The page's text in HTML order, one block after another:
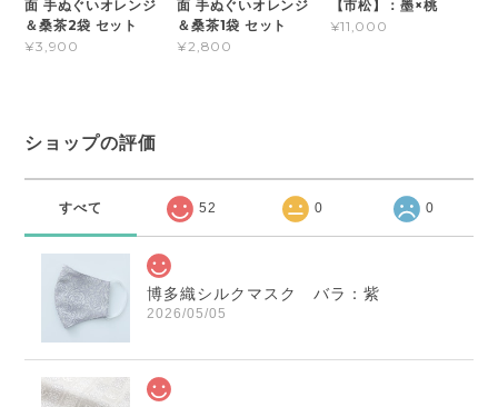
面 手ぬぐいオレンジ
＆桑茶2袋 セット
¥3,900
面 手ぬぐいオレンジ
＆桑茶1袋 セット
¥2,800
【市松】：墨×桃
¥11,000
ショップの評価
すべて 52 0 0
博多織シルクマスク バラ：紫
2026/05/05